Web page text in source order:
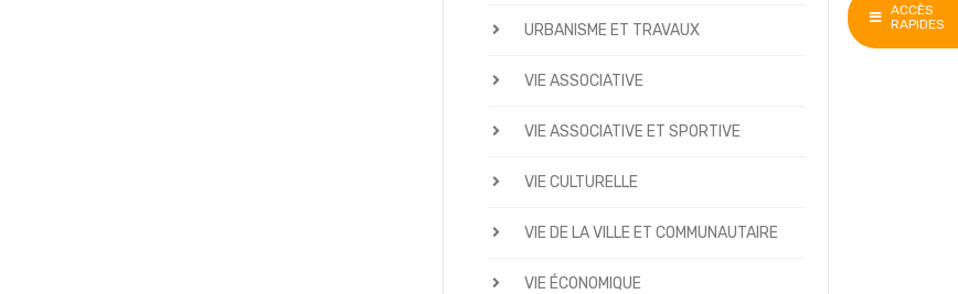
ACCÈS
RAPIDES
URBANISME ET TRAVAUX
VIE ASSOCIATIVE
VIE ASSOCIATIVE ET SPORTIVE
VIE CULTURELLE
VIE DE LA VILLE ET COMMUNAUTAIRE
VIE ÉCONOMIQUE